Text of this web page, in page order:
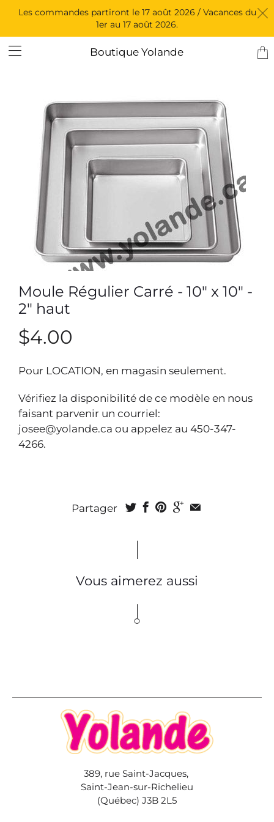
Les commandes partiront le 17 août 2026 / Vacances du
1er au 17 août 2026.
Boutique Yolande
Moule Régulier Carré - 10" x 10" -
2" haut
$4.00
Pour LOCATION, en magasin seulement.
Vérifiez la disponibilité de ce modèle en nous
faisant parvenir un courriel:
josee@yolande.ca ou appelez au 450-347-
4266.
Partager
Vous aimerez aussi
389, rue Saint-Jacques,
Saint-Jean-sur-Richelieu
(Québec) J3B 2L5